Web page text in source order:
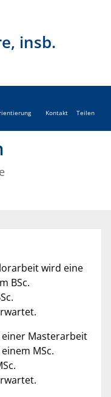
insb.
Kontakt Teilen
wird eine
BSc.
Masterarbeit
MSc.